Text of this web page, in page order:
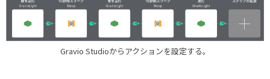
Gravio Studioからアクションを設定する。